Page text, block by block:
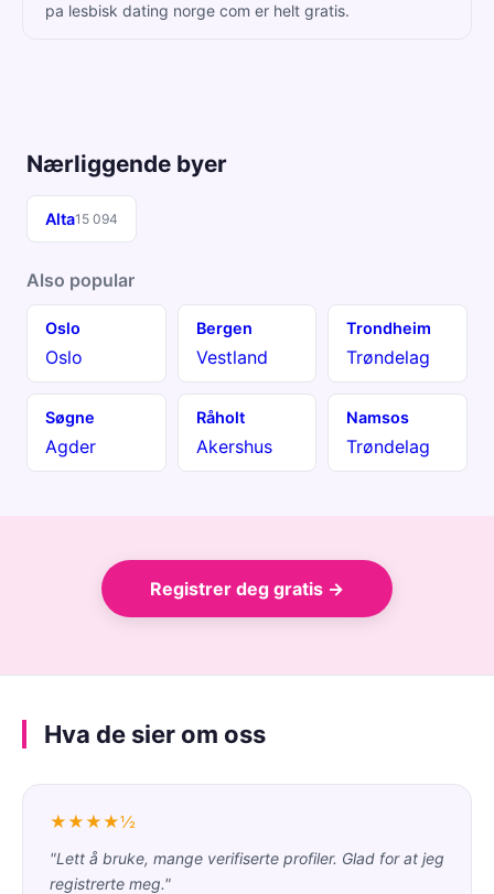
pa lesbisk dating norge com er helt gratis.
Nærliggende byer
Alta15 094
Also popular
Oslo
Oslo
Bergen
Vestland
Trondheim
Trøndelag
Søgne
Agder
Råholt
Akershus
Namsos
Trøndelag
Registrer deg gratis →
Hva de sier om oss
★★★★½
"Lett å bruke, mange verifiserte profiler. Glad for at jeg
registrerte meg."